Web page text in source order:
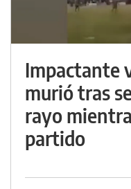
Impactante
murió tras
rayo
partido